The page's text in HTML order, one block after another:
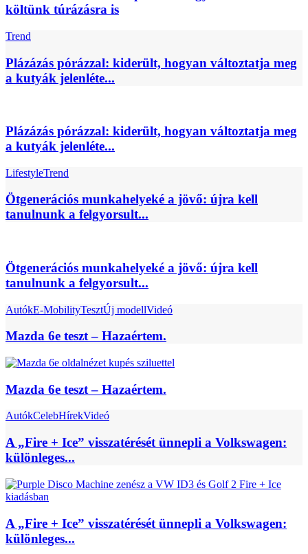
költünk túrázásra is
Trend
Plázázás pórázzal: kiderült, hogyan változtatja meg
a kutyák jelenléte...
Plázázás pórázzal: kiderült, hogyan változtatja meg
a kutyák jelenléte...
LifestyleTrend
Ötgenerációs munkahelyeké a jövő: újra kell
tanulnunk a felgyorsult...
Ötgenerációs munkahelyeké a jövő: újra kell
tanulnunk a felgyorsult...
AutókE-MobilityTesztÚj modellVideó
Mazda 6e teszt – Hazaértem.
Mazda 6e teszt – Hazaértem.
AutókCelebHírekVideó
A „Fire + Ice” visszatérését ünnepli a Volkswagen:
különleges...
A „Fire + Ice” visszatérését ünnepli a Volkswagen:
különleges...